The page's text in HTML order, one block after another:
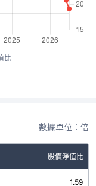
比
數據單位：倍
股價淨值比
1.59